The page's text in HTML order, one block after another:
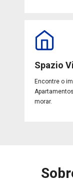
Spazio
Encontre o
morar.